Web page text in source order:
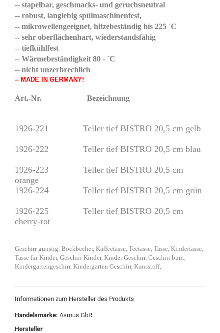
-- stapelbar, geschmacks- und geruchsneutral
-- robust, langlebig spülmaschinenfest,
-- mikrowellengeeignet, hitzebeständig bis 225 ´C
-- sehr oberflächenhart, wiederstandsfähig
-- tiefkühlfest
-- Wärmebeständigkeit 80 - ´C
-- nicht unzerbrechlich
-- MADE IN GERMANY!
Art.-Nr. Bezeichnung
1926-221 Teller tief BISTRO 20,5 cm gelb
1926-222 Teller tief BISTRO 20,5 cm blau
1926-223 Teller tief BISTRO 20,5 cm
orange
1926-224 Teller tief BISTRO 20,5 cm grün
1926-225 Teller tief BISTRO 20,5 cm
cherry-rot
Geschirr günstig, Bockbecher, Kaffeetasse, Teetasse, Tasse, Kindertasse,
Tasse für Kinder, Geschirr Kinder, Kinder Geschirr, Geschirr bunt,
Kindergartengeschirr, Kindergarten Geschirr, Kunsstoff,
Informationen zum Hersteller des Produkts
Handelsmarke: Asmus GbR
Hersteller